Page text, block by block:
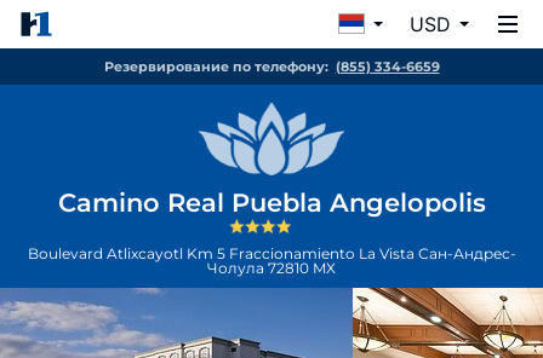
USD
Резервирование по телефону: (855) 334-6659
Camino Real Puebla Angelopolis
Boulevard Atlixcayotl Km 5 Fraccionamiento La Vista Сан-Андрес-
Чолула 72810 MX